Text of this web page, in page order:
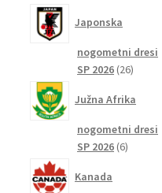
Japonska
nogometni dresi
SP 2026 2626
Južna Afrika
nogometni dresi
SP 2026 66
Kanada